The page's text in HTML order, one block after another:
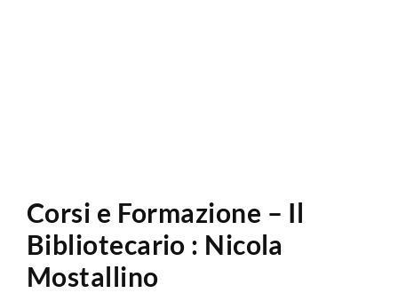
Corsi e Formazione – Il
Bibliotecario : Nicola
Mostallino